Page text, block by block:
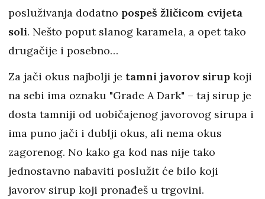
posluživanja dodatno pospeš žličicom cvijeta
soli. Nešto poput slanog karamela, a opet tako
drugačije i posebno…
Za jači okus najbolji je tamni javorov sirup koji
na sebi ima oznaku "Grade A Dark" – taj sirup je
dosta tamniji od uobičajenog javorovog sirupa i
ima puno jači i dublji okus, ali nema okus
zagorenog. No kako ga kod nas nije tako
jednostavno nabaviti poslužit će bilo koji
javorov sirup koji pronađeš u trgovini.